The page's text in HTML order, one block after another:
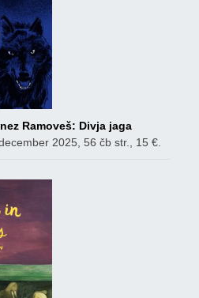
Ramoveš: Divja jaga
2025, 56 čb str., 15 €.